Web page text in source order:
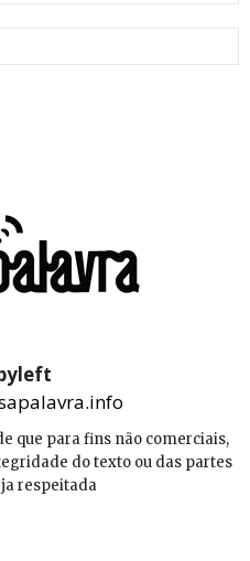
que para fins não comerciais,
do texto ou das partes
respeitada